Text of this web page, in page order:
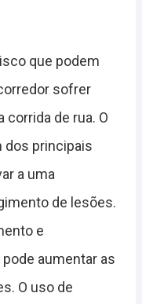
que podem
sofrer
corrida de rua. O
dos principais
a uma
de lesões.
e
aumentar as
O uso de